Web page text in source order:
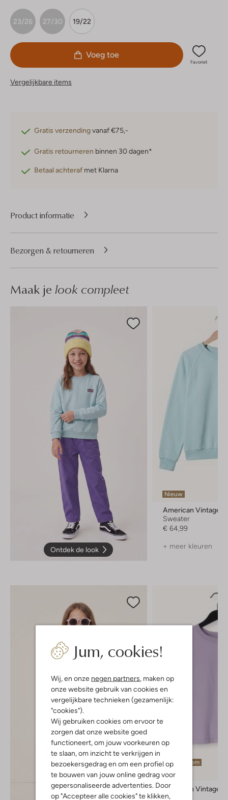
Jum, cookies!
Wij, en onze negen partners , maken op
onze website gebruik van cookies en
vergelijkbare technieken (gezamenlijk:
"cookies").
Wij gebruiken cookies om ervoor te
zorgen dat onze website goed
functioneert, om jouw voorkeuren op
te slaan, om inzicht te verkrijgen in
bezoekersgedrag en om een profiel op
te bouwen van jouw online gedrag voor
gepersonaliseerde advertenties. Door
op "Accepteer alle cookies" te klikken,
23/26 27/30 19/22
Voeg toe
Favoriet
Vergelijkbare items
Gratis verzendingvanaf €75,-
Gratis retourneren binnen 30 dagen*
Betaal achteraf met Klarna
Product informatie
Bezorgen & retourneren
Maak je look compleet
Ontdek de look
Nieuw
American Vintage
Sweater
€ 64,99
+ meer kleuren
Laatste item
-30%
American Vintage
Top